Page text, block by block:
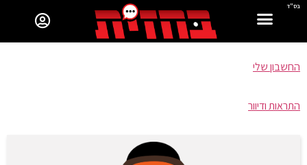
בס"ד
החשבון שלי
התראות ודיוור